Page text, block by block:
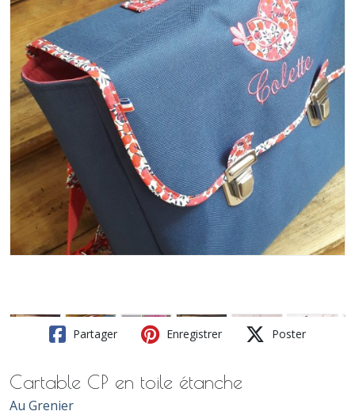
Partager Enregistrer Poster
Cartable CP en toile étanche
Au Grenier